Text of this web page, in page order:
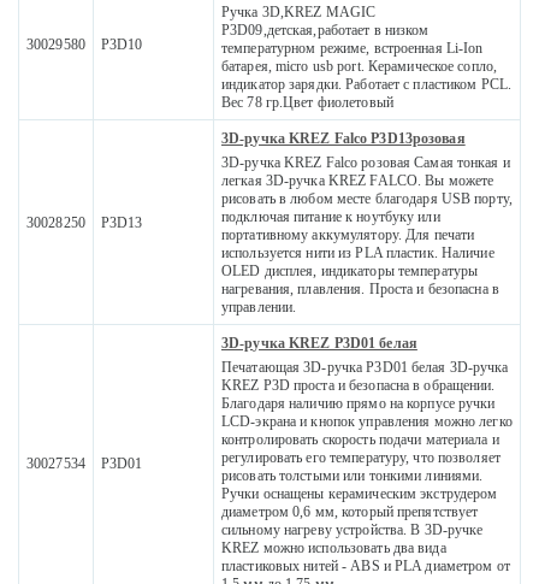
30029580 P3D10
Ручка 3D,KREZ MAGIC
P3D09,детская,работает в низком
температурном режиме, встроенная Li-Ion
батарея, micro usb port. Керамическое сопло,
индикатор зарядки. Работает с пластиком PCL.
Вес 78 гр.Цвет фиолетовый
30028250 P3D13
3D-ручка KREZ Falco P3D13розовая
3D-ручка KREZ Falco розовая Самая тонкая и
легкая 3D-ручка KREZ FALCO. Вы можете
рисовать в любом месте благодаря USB порту,
подключая питание к ноутбуку или
портативному аккумулятору. Для печати
используется нити из PLA пластик. Наличие
OLED дисплея, индикаторы температуры
нагревания, плавления. Проста и безопасна в
управлении.
30027534 P3D01
3D-ручка KREZ P3D01 белая
Печатающая 3D-ручка P3D01 белая 3D-ручка
KREZ P3D проста и безопасна в обращении.
Благодаря наличию прямо на корпусе ручки
LCD-экрана и кнопок управления можно легко
контролировать скорость подачи материала и
регулировать его температуру, что позволяет
рисовать толстыми или тонкими линиями.
Ручки оснащены керамическим экструдером
диаметром 0,6 мм, который препятствует
сильному нагреву устройства. В 3D-ручке
KREZ можно использовать два вида
пластиковых нитей - ABS и PLA диаметром от